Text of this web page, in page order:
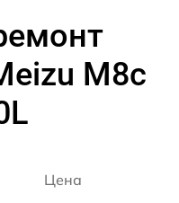
M8c
Цена